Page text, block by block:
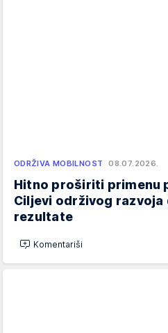
ODRŽIVA MOBILNOST 08.07.2026.
Hitno proširiti primenu
Ciljevi održivog
rezultate
Komentariši